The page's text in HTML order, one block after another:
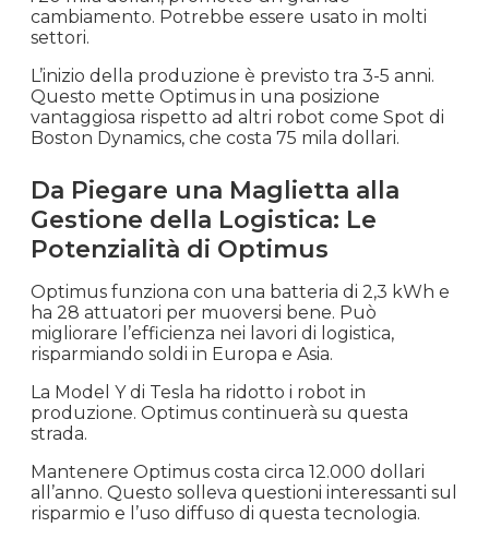
cambiamento. Potrebbe essere usato in molti
settori.
L’inizio della produzione è previsto tra 3-5 anni.
Questo mette Optimus in una posizione
vantaggiosa rispetto ad altri robot come Spot di
Boston Dynamics, che costa 75 mila dollari.
Da Piegare una Maglietta alla
Gestione della Logistica: Le
Potenzialità di Optimus
Optimus funziona con una batteria di 2,3 kWh e
ha 28 attuatori per muoversi bene. Può
migliorare l’efficienza nei lavori di logistica,
risparmiando soldi in Europa e Asia.
La Model Y di Tesla ha ridotto i robot in
produzione. Optimus continuerà su questa
strada.
Mantenere Optimus costa circa 12.000 dollari
all’anno. Questo solleva questioni interessanti sul
risparmio e l’uso diffuso di questa tecnologia.